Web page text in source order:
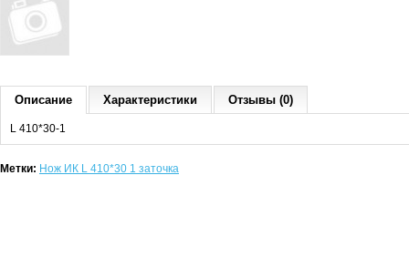
Описание Характеристики Отзывы (0)
L 410*30-1
Метки: Нож ИК L 410*30 1 заточка